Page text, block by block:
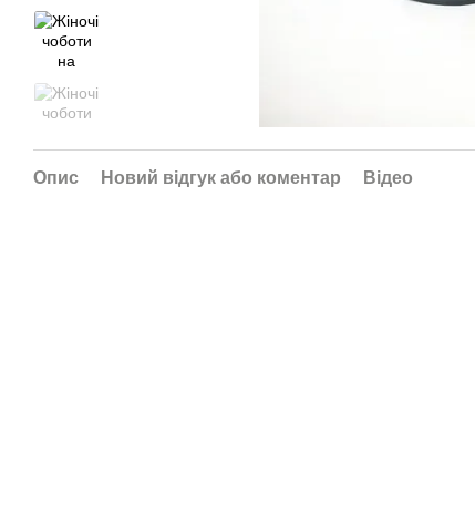
Опис Новий відгук або коментар Відео